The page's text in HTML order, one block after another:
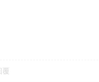
覆